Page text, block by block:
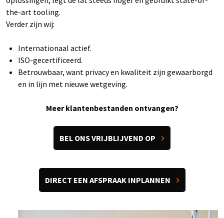
the-art tooling.
Verder zijn wij:
Internationaal actief.
ISO-gecertificeerd.
Betrouwbaar, want privacy en kwaliteit zijn gewaarborgd
en in lijn met nieuwe wetgeving.
Meer klantenbestanden ontvangen?
BEL ONS VRIJBLIJVEND OP
DIRECT EEN AFSPRAAK INPLANNEN